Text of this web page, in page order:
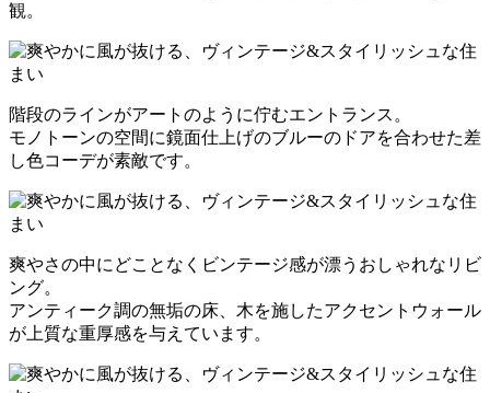
観。
階段のラインがアートのように佇むエントランス。
モノトーンの空間に鏡面仕上げのブルーのドアを合わせた差
し色コーデが素敵です。
爽やさの中にどことなくビンテージ感が漂うおしゃれなリビ
ング。
アンティーク調の無垢の床、木を施したアクセントウォール
が上質な重厚感を与えています。